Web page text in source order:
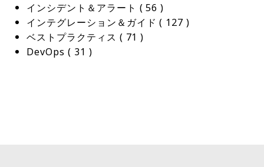
インシデント＆アラート ( 56 )
インテグレーション＆ガイド ( 127 )
ベストプラクティス ( 71 )
DevOps ( 31 )